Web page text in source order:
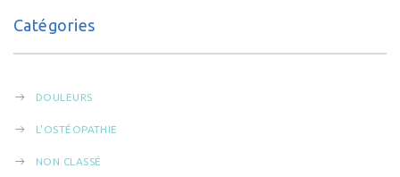
Catégories
DOULEURS
L'OSTÉOPATHIE
NON CLASSÉ